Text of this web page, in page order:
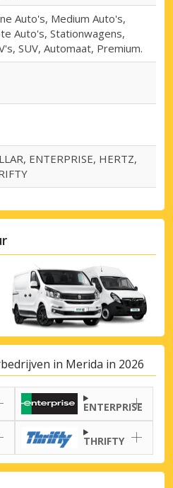
Auto's, Medium Auto's,
Auto's, Stationwagens,
SUV, Automaat, Premium.
ENTERPRISE, HERTZ,
in Merida in 2026
ENTERPRISE
THRIFTY